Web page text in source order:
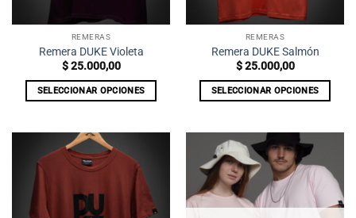
REMERAS
Remera DUKE Violeta
$25.000,00
SELECCIONAR OPCIONES
tiene
múltiples
variantes.
Las
opciones
REMERAS
Remera DUKE Salmón
$25.000,00
SELECCIONAR OPCIONES
tiene
múltiples
variantes.
Las
opciones